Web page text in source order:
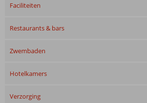
Faciliteiten
Restaurants & bars
Zwembaden
Hotelkamers
Verzorging